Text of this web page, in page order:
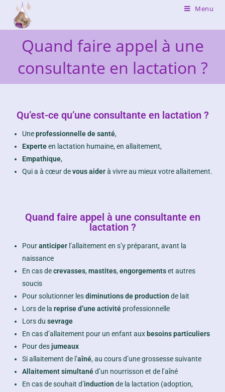
Menu
Quand faire appel à une
consultante en lactation ?
Qu’est-ce qu’une consultante en lactation ?
Uneprofessionnelle de santé,
Experteen lactation humaine, en allaitement,
Empathique,
Qui a à cœur devous aiderà vivre au mieux votre allaitement.
Quand faire appel à une consultante en
lactation ?
Pouranticiper l’allaitement en s’y préparant, avant la
naissance
En cas decrevasses,mastites,engorgementset autres
soucis
Pour solutionner lesdiminutions de production de lait
Lors de lareprise d’une activité professionnelle
Lors dusevrage
En cas d’allaitement pour un enfant aux besoins particuliers
Pour desjumeaux
Si allaitement de l’aîné, au cours d’une grossesse suivante
Allaitement simultanéd’un nourrisson et de l’aîné
En cas de souhait d’induction de la lactation (adoption,